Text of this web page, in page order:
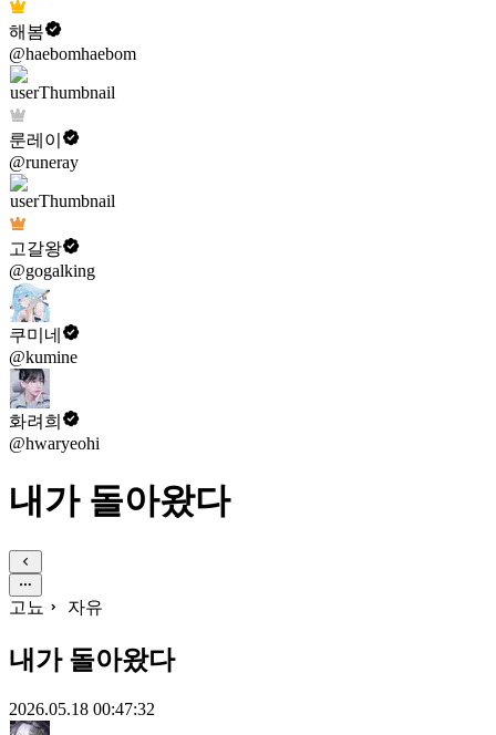
해봄
@haebomhaebom
룬레이
@runeray
고갈왕
@gogalking
쿠미네
@kumine
화려희
@hwaryeohi
내가 돌아왔다
고뇨 자유
내가 돌아왔다
2026.05.18 00:47:32